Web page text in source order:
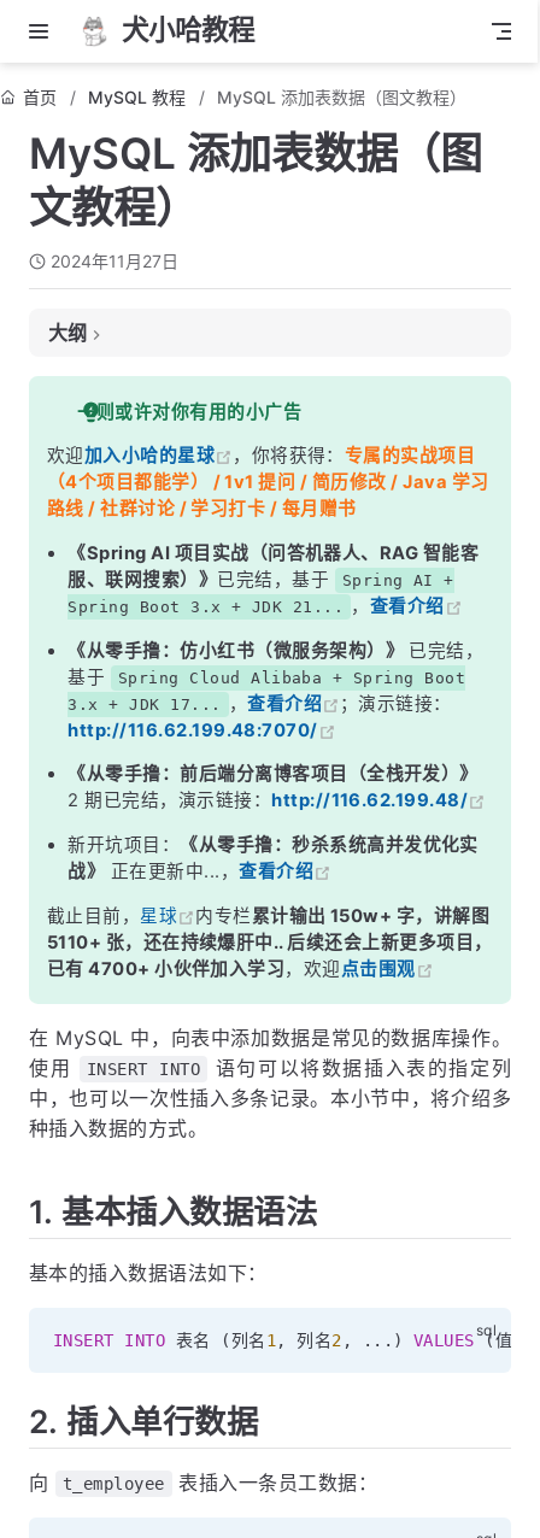
犬小哈教程
首页 MySQL 教程 MySQL 添加表数据（图文教程）
MySQL 添加表数据（图
文教程）
2024年11月27日
大纲
1. 基本插入数据语法
2. 插入单行数据
3. 插入多行数据
5. 插入部分列数据
6. 使用 INSERT INTO ... SELECT 插入数据
7. 使用 REPLACE INTO 插入或更新数据
9. 小结
一则或许对你有用的小广告
欢迎加入小哈的星球 ，你将获得： 专属的实战项目
（4个项目都能学） / 1v1 提问 / 简历修改 / Java 学习
路线 / 社群讨论 / 学习打卡 / 每月赠书
《Spring AI 项目实战（问答机器人、RAG 智能客
服、联网搜索）》 已完结，基于
Spring AI +
Spring Boot 3.x + JDK 21...
， 查看介绍
《从零手撸：仿小红书（微服务架构）》
已完结，
基于
Spring Cloud Alibaba + Spring Boot
3.x + JDK 17...
，查看介绍
；演示链接：
http://116.62.199.48:7070/
《从零手撸：前后端分离博客项目（全栈开发）》
2 期已完结，演示链接： http://116.62.199.48/
新开坑项目：
《从零手撸：秒杀系统高并发优化实
战》
正在更新中...，查看介绍
截止目前， 星球 内专栏累计输出 150w+ 字，讲解图
5110+ 张，还在持续爆肝中.. 后续还会上新更多项目，
已有 4700+ 小伙伴加入学习，欢迎点击围观
在 MySQL 中，向表中添加数据是常见的数据库操作。
使用
INSERT INTO
语句可以将数据插入表的指定列
中，也可以一次性插入多条记录。本小节中，将介绍多
种插入数据的方式。
1. 基本插入数据语法
基本的插入数据语法如下：
INSERT INTO 表名 (列名 1 , 列名2 , . . . ) VALUES (值
2. 插入单行数据
向 t_employee 表插入一条员工数据：